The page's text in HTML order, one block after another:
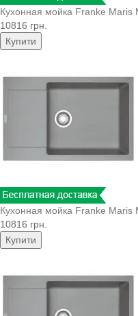
Кухонная мойка Franke Maris
10816 грн.
Купити
Кухонная мойка Franke Maris
10816 грн.
Купити